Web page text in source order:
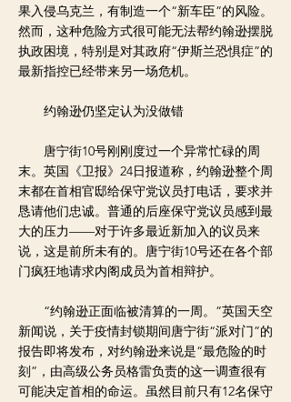
果入侵乌克兰，有制造一个“新车臣”的风险。
然而，这种危险方式很可能无法帮约翰逊摆脱
执政困境，特别是对其政府“伊斯兰恐惧症”的
最新指控已经带来另一场危机。
约翰逊仍坚定认为没做错
唐宁街10号刚刚度过一个异常忙碌的周
末。英国《卫报》24日报道称，约翰逊整个周
末都在首相官邸给保守党议员打电话，要求并
恳请他们忠诚。普通的后座保守党议员感到最
大的压力——对于许多最近新加入的议员来
说，这是前所未有的。唐宁街10号还在各个部
门疯狂地请求内阁成员为首相辩护。
“约翰逊正面临被清算的一周。”英国天空
新闻说，关于疫情封锁期间唐宁街“派对门”的
报告即将发布，对约翰逊来说是“最危险的时
刻”，由高级公务员格雷负责的这一调查很有
可能决定首相的命运。虽然目前只有12名保守